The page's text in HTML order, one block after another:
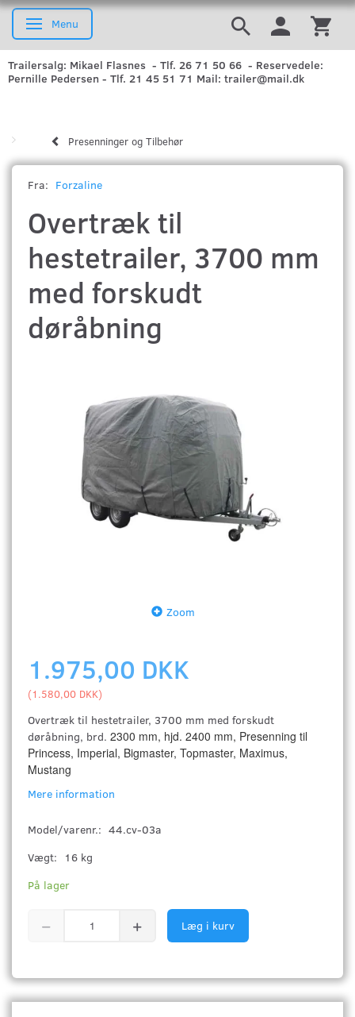
Skifte navigation
Menu
Trailersalg: Mikael Flasnes - Tlf. 26 71 50 66 - Reservedele:
Pernille Pedersen - Tlf. 21 45 51 71 Mail: trailer@mail.dk
Presenninger og Tilbehør
Fra: Forzaline
Overtræk til
hestetrailer, 3700 mm
med forskudt
døråbning
Zoom
1.975,00 DKK
(1.580,00 DKK)
Overtræk til hestetrailer, 3700 mm med forskudt
døråbning, brd. 2300 mm, hjd. 2400 mm, Presenning til
Princess, Imperial, Bigmaster, Topmaster, Maximus,
Mustang
Mere information
Model/varenr.: 44.cv-03a
Vægt:
16 kg
På lager
Læg i kurv